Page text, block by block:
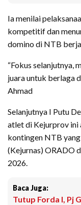
Ia menilai
kompetitif dan
domino di NTB
“Fokus selanjutnya,
juara untuk berlaga
Ahmad
Selanjutnya I Putu
atlet di Kejurprov ini
kontingen NTB
(Kejurnas) ORADO
2026.
Baca Juga:
Tutup Forda I, Pj